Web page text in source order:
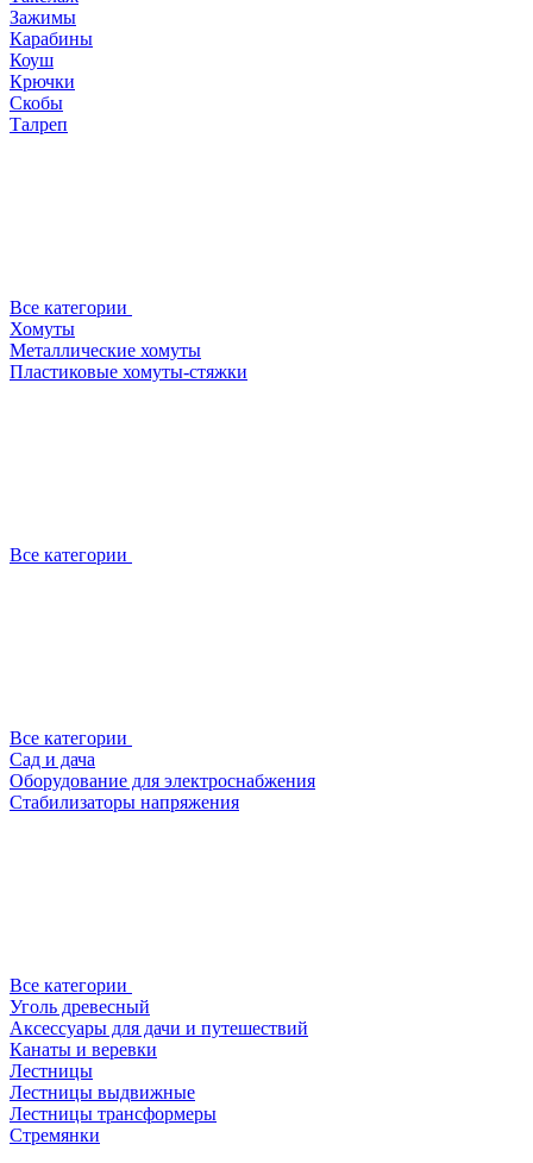
Зажимы
Карабины
Коуш
Крючки
Скобы
Талреп
Все категории
Хомуты
Металлические хомуты
Пластиковые хомуты-стяжки
Все категории
Все категории
Сад и дача
Оборудование для электроснабжения
Стабилизаторы напряжения
Все категории
Уголь древесный
Аксессуары для дачи и путешествий
Канаты и веревки
Лестницы
Лестницы выдвижные
Лестницы трансформеры
Стремянки